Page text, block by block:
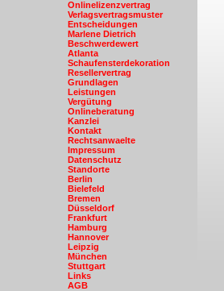
Onlinelizenzvertrag
Verlagsvertragsmuster
Entscheidungen
Marlene Dietrich
Beschwerdewert
Atlanta
Schaufensterdekoration
Resellervertrag
Grundlagen
Leistungen
Vergütung
Onlineberatung
Kanzlei
Kontakt
Rechtsanwaelte
Impressum
Datenschutz
Standorte
Berlin
Bielefeld
Bremen
Düsseldorf
Frankfurt
Hamburg
Hannover
Leipzig
München
Stuttgart
Links
AGB